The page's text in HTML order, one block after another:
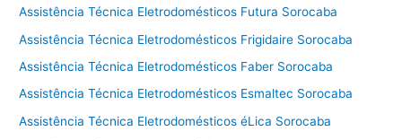
Assistência Técnica Eletrodomésticos Futura Sorocaba
Assistência Técnica Eletrodomésticos Frigidaire Sorocaba
Assistência Técnica Eletrodomésticos Faber Sorocaba
Assistência Técnica Eletrodomésticos Esmaltec Sorocaba
Assistência Técnica Eletrodomésticos éLica Sorocaba